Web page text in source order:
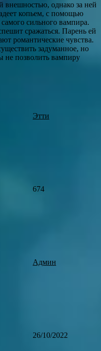
однако за ней
копьем, с помощью
сильного вампира.
сражаться. Парень ей
романтические чувства.
задуманное, но
не позволить вампиру
Этти
674
Админ
26/10/2022